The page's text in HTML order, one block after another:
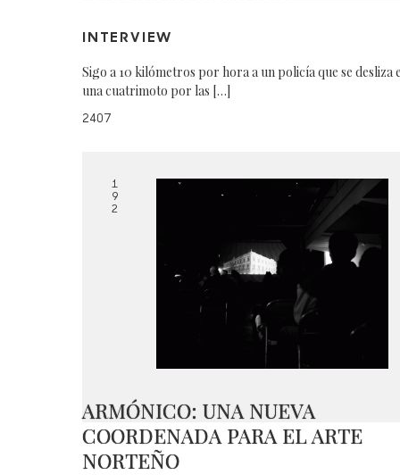
INTERVIEW
Sigo a 10 kilómetros por hora a un policía que se desliza
una cuatrimoto por las […]
2407
1
9
2
ARMÓNICO: UNA NUEVA
COORDENADA PARA EL ARTE
NORTEÑO